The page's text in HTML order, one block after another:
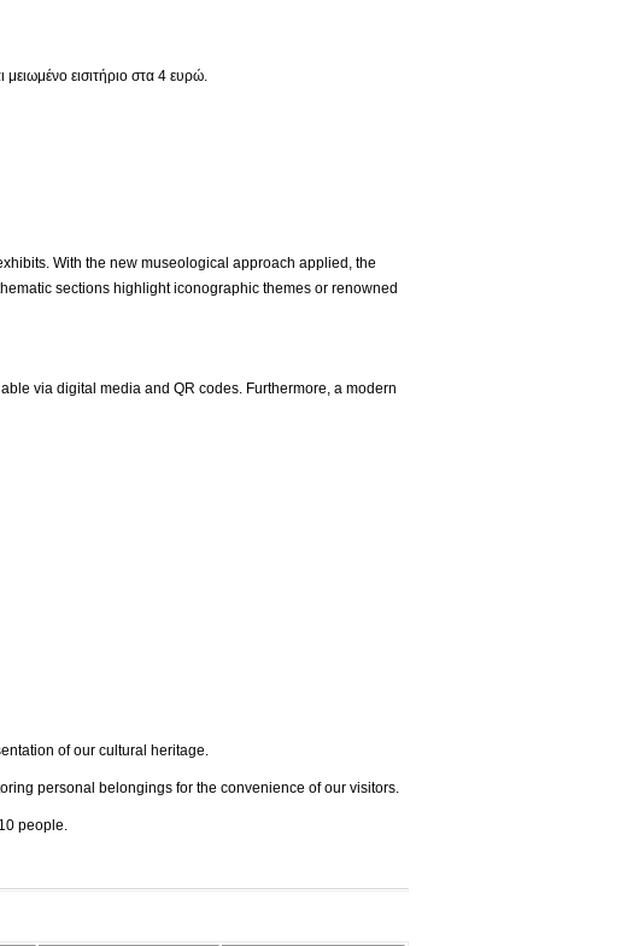
εισιτήριο στα 4 ευρώ.
With the new museological approach applied, the
sections highlight iconographic themes or renowned
via digital media and QR codes. Furthermore, a modern
of our cultural heritage.
personal belongings for the convenience of our visitors.
people.